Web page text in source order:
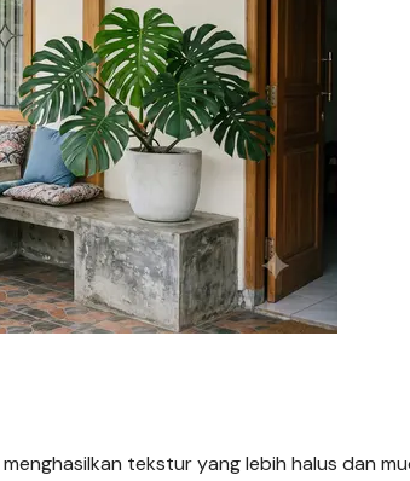
tekstur yang lebih halus dan